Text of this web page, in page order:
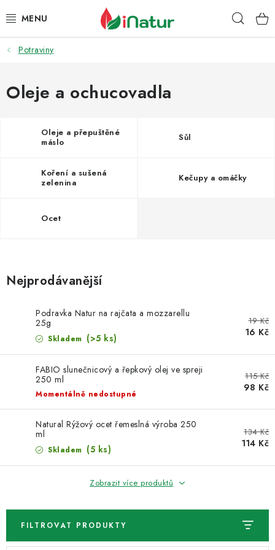
na
POTRAVINY
OŘECHY A SUŠENÉ PLODY
NÁPOJE
EKO DROGERIE A KOSMETIKA
VELKOOBCHOD
KONTAKTY
ZNAČKY
Doprava a platba Velkoobchod
Kontakty
Reklamace a vrácení zboží
Obchodní podmínky
Podmínky ochrany osobních údajů
Potraviny
Oleje a ochucovadla
Oleje a přepuštěné
máslo
Sůl
Koření a sušená
zelenina
Kečupy a omáčky
Ocet
Nejprodávanější
Podravka Natur na rajčata a mozzarellu
25g
Skladem (>5 ks)
19 Kč
16 Kč
FABIO slunečnicový a řepkový olej ve spreji
250 ml
Momentálně nedostupné
115 Kč
98 Kč
Natural Rýžový ocet řemeslná výroba 250
ml
Skladem (5 ks)
134 Kč
114 Kč
Zobrazit více produktů
FILTROVAT PRODUKTY